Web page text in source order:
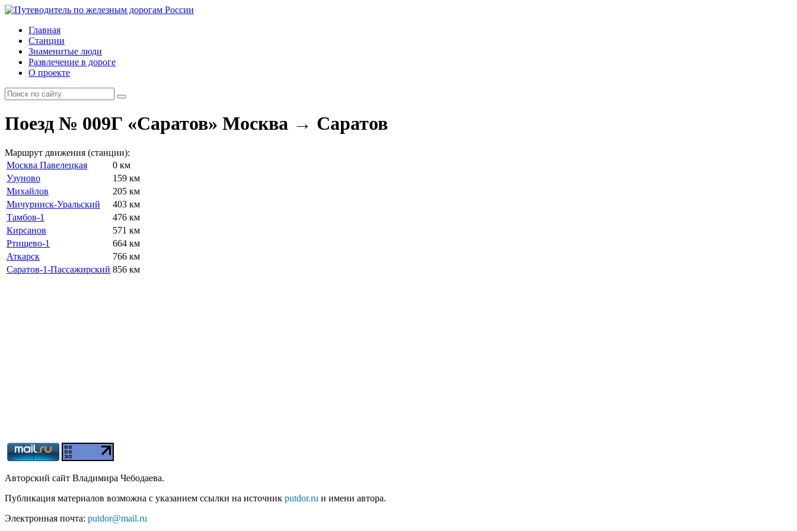
Главная
Станции
Знаменитые люди
Развлечение в дороге
О проекте
Поезд № 009Г «Саратов» Москва → Саратов
Маршрут движения (станции):
Москва Павелецкая
0 км
Узуново
159 км
Михайлов
205 км
Мичуринск-Уральский
403 км
Тамбов-1
476 км
Кирсанов
571 км
Ртищево-1
664 км
Аткарск
766 км
Саратов-1-Пассажирский 856 км
Авторский сайт Владимира Чебодаева.
Публикация материалов возможна с указанием ссылки на источник putdor.ru и имени автора.
Электронная почта: putdor@mail.ru